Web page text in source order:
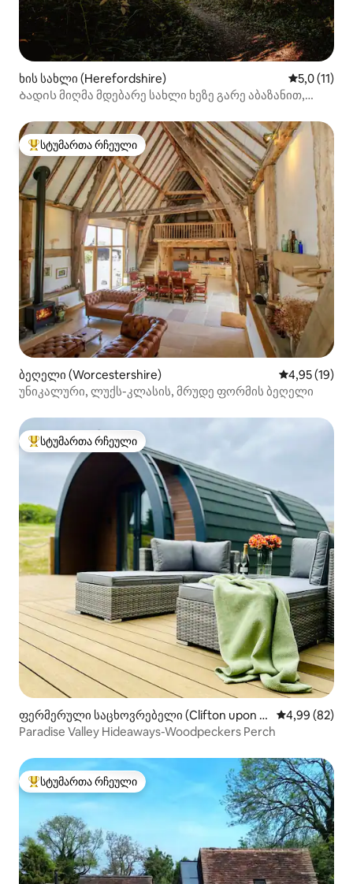
ხის სახლი (Herefordshire) საშუალო
5,0 (11)
Ბადის მიღმა მდებარე სახლი ხეზე გარე აბაზანით,
სტუმართა რჩეული მოწინავე ვარიანტი
სტუმართა რჩეული
ბეღელი (Worcestershire) საშუალო
4,95 (19)
უნიკალური, ლუქს-კლასის, მრუდე ფორმის ბეღელი
სტუმართა რჩეული მოწინავე ვარიანტი
სტუმართა რჩეული
ფერმერული საცხოვრებელი (Clifton upon T
eme)
საშუალო
4,99 (82)
Paradise Valley Hideaways-Woodpeckers Perch
სტუმართა რჩეული მოწინავე ვარიანტი
სტუმართა რჩეული